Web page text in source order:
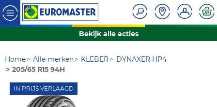
Bekijk alle acties
Home Alle merken KLEBER
DYNAXER HP4
205/65 R15 94H
IN PRIJS VERLAAGD